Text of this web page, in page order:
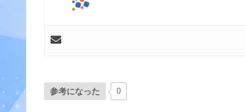
参考になった 0